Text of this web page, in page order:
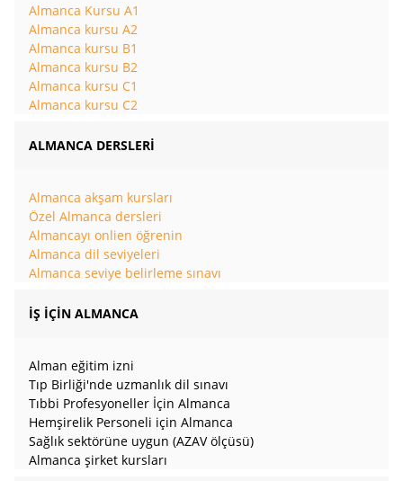
Almanca Kursu A1
Almanca kursu A2
Almanca kursu B1
Almanca kursu B2
Almanca kursu C1
Almanca kursu C2
ALMANCA DERSLERİ
Almanca akşam kursları
Özel Almanca dersleri
Almancayı onlien öğrenin
Almanca dil seviyeleri
Almanca seviye belirleme sınavı
İŞ İÇİN ALMANCA
Alman eğitim izni
Tıp Birliği'nde uzmanlık dil sınavı
Tıbbi Profesyoneller İçin Almanca
Hemşirelik Personeli için Almanca
Sağlık sektörüne uygun (AZAV ölçüsü)
Almanca şirket kursları